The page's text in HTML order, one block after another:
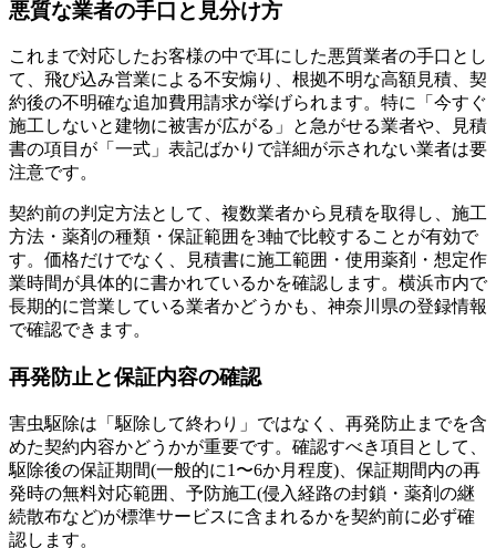
悪質な業者の手口と見分け方
これまで対応したお客様の中で耳にした悪質業者の手口とし
て、飛び込み営業による不安煽り、根拠不明な高額見積、契
約後の不明確な追加費用請求が挙げられます。特に「今すぐ
施工しないと建物に被害が広がる」と急がせる業者や、見積
書の項目が「一式」表記ばかりで詳細が示されない業者は要
注意です。
契約前の判定方法として、複数業者から見積を取得し、施工
方法・薬剤の種類・保証範囲を3軸で比較することが有効で
す。価格だけでなく、見積書に施工範囲・使用薬剤・想定作
業時間が具体的に書かれているかを確認します。横浜市内で
長期的に営業している業者かどうかも、神奈川県の登録情報
で確認できます。
再発防止と保証内容の確認
害虫駆除は「駆除して終わり」ではなく、再発防止までを含
めた契約内容かどうかが重要です。確認すべき項目として、
駆除後の保証期間(一般的に1〜6か月程度)、保証期間内の再
発時の無料対応範囲、予防施工(侵入経路の封鎖・薬剤の継
続散布など)が標準サービスに含まれるかを契約前に必ず確
認します。